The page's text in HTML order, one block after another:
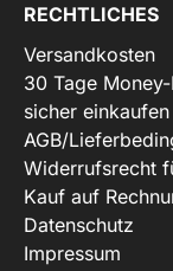
RECHTLICHES
Versandkosten
30 Tage
sicher
AGB/
Widerrufsrecht
Kauf auf
Datenschutz
Impressum